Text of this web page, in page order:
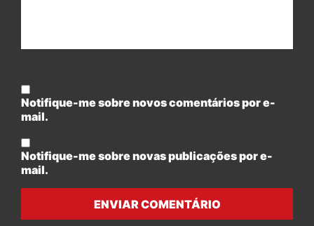
Notifique-me sobre novos comentários por e-
mail.
Notifique-me sobre novas publicações por e-
mail.
ENVIAR COMENTÁRIO